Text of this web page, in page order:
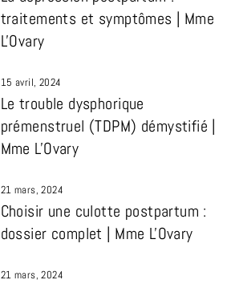
traitements et symptômes | Mme
L'Ovary
15 avril, 2024
Le trouble dysphorique
prémenstruel (TDPM) démystifié |
Mme L'Ovary
21 mars, 2024
Choisir une culotte postpartum :
dossier complet | Mme L'Ovary
21 mars, 2024